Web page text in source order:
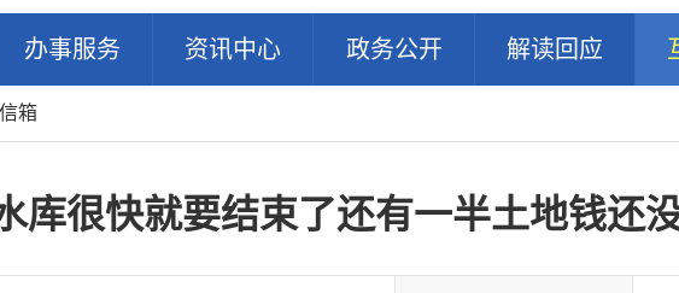
办事服务 资讯中心 政务公开 解读回应
箱
库很快就要结束了还有一半土地钱还